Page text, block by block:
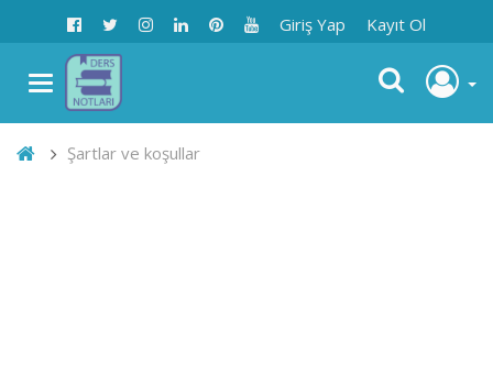
Giriş Yap Kayıt Ol
Şartlar ve koşullar